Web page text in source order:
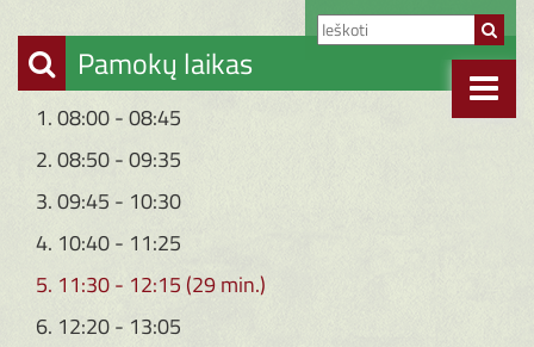
Pamokų laikas
1. 08:00 - 08:45
2. 08:50 - 09:35
3. 09:45 - 10:30
4. 10:40 - 11:25
5. 11:30 - 12:15 (29 min.)
6. 12:20 - 13:05